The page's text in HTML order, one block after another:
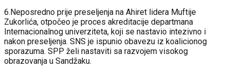
6.Neposredno prije preseljenja na Ahiret lidera Muftije
Zukorlića, otpočeo je proces akreditacije departmana
Internacionalnog univerziteta, koji se nastavio intezivno i
nakon preseljenja. SNS je ispunio obavezu iz koalicionog
sporazuma. SPP želi nastaviti sa razvojem visokog
obrazovanja u Sandžaku.